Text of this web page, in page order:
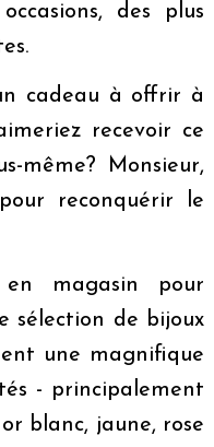
des plus
cadeau à offrir à
recevoir ce
même? Monsieur,
reconquérir le
en magasin pour
sélection de bijoux
une magnifique
- principalement
blanc, jaune, rose